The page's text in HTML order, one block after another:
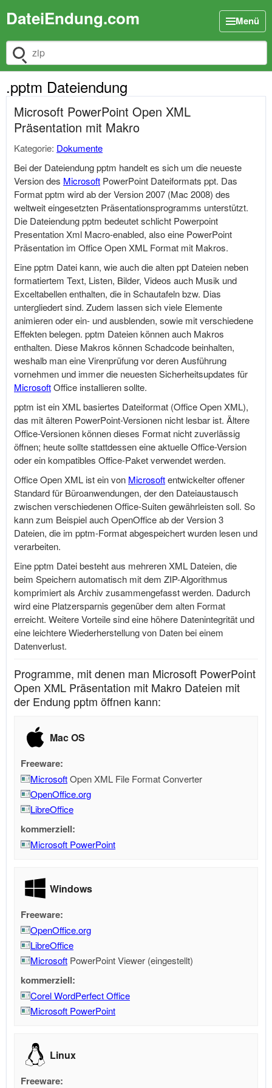
DateiEndung.com Menü
Dateiendung suchen
.pptm Dateiendung
Microsoft PowerPoint Open XML
Präsentation mit Makro
Kategorie: Dokumente
Bei der Dateiendung pptm handelt es sich um die neueste
Version des Microsoft PowerPoint Dateiformats ppt. Das
Format pptm wird ab der Version 2007 (Mac 2008) des
weltweit eingesetzten Präsentationsprogramms unterstützt.
Die Dateiendung pptm bedeutet schlicht Powerpoint
Presentation Xml Macro-enabled, also eine PowerPoint
Präsentation im Office Open XML Format mit Makros.
Eine pptm Datei kann, wie auch die alten ppt Dateien neben
formatiertem Text, Listen, Bilder, Videos auch Musik und
Exceltabellen enthalten, die in Schautafeln bzw. Dias
untergliedert sind. Zudem lassen sich viele Elemente
animieren oder ein- und ausblenden, sowie mit verschiedene
Effekten belegen. pptm Dateien können auch Makros
enthalten. Diese Makros können Schadcode beinhalten,
weshalb man eine Virenprüfung vor deren Ausführung
vornehmen und immer die neuesten Sicherheitsupdates für
MicrosoftOffice installieren sollte.
pptm ist ein XML basiertes Dateiformat (Office Open XML),
das mit älteren PowerPoint-Versionen nicht lesbar ist. Ältere
Office-Versionen können dieses Format nicht zuverlässig
öffnen; heute sollte stattdessen eine aktuelle Office-Version
oder ein kompatibles Office-Paket verwendet werden.
Office Open XML ist ein von Microsoftentwickelter offener
Standard für Büroanwendungen, der den Dateiaustausch
zwischen verschiedenen Office-Suiten gewährleisten soll. So
kann zum Beispiel auch OpenOffice ab der Version 3
Dateien, die im pptm-Format abgespeichert wurden lesen und
verarbeiten.
Eine pptm Datei besteht aus mehreren XML Dateien, die
beim Speichern automatisch mit dem ZIP-Algorithmus
komprimiert als Archiv zusammengefasst werden. Dadurch
wird eine Platzersparnis gegenüber dem alten Format
erreicht. Weitere Vorteile sind eine höhere Datenintegrität und
eine leichtere Wiederherstellung von Daten bei einem
Datenverlust.
Programme, mit denen man Microsoft PowerPoint
Open XML Präsentation mit Makro Dateien mit
der Endung pptm öffnen kann:
Mac OS
Freeware:
MicrosoftOpen XML File Format Converter
OpenOffice.org
LibreOffice
kommerziell:
Microsoft PowerPoint
Windows
Freeware:
OpenOffice.org
LibreOffice
Microsoft PowerPoint Viewer (eingestellt)
kommerziell:
Corel WordPerfect Office
Microsoft PowerPoint
Linux
Freeware: